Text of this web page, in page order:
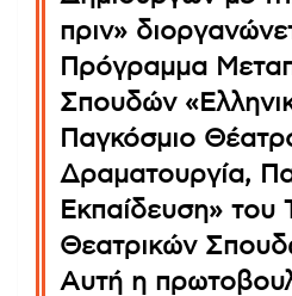
πριν»
Πρόγραμμα
Σπουδών
Παγκόσμιο
Δραματουργία,
Εκπαίδευση» του
Θεατρικών
Αυτή η